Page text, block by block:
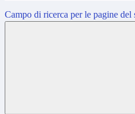
Campo di ricerca per le pagine del